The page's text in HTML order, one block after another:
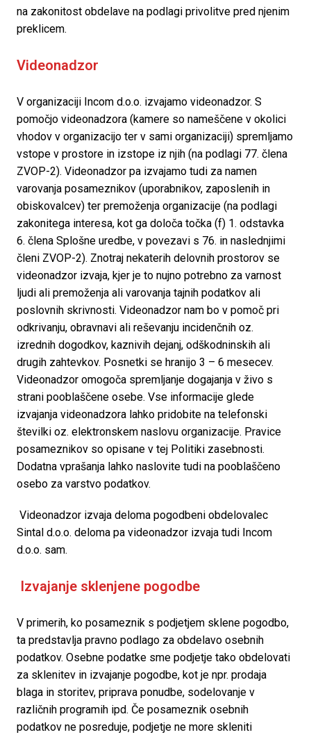
na zakonitost obdelave na podlagi privolitve pred njenim
preklicem.
Videonadzor
V organizaciji Incom d.o.o. izvajamo videonadzor. S
pomočjo videonadzora (kamere so nameščene v okolici
vhodov v organizacijo ter v sami organizaciji) spremljamo
vstope v prostore in izstope iz njih (na podlagi 77. člena
ZVOP-2). Videonadzor pa izvajamo tudi za namen
varovanja posameznikov (uporabnikov, zaposlenih in
obiskovalcev) ter premoženja organizacije (na podlagi
zakonitega interesa, kot ga določa točka (f) 1. odstavka
6. člena Splošne uredbe, v povezavi s 76. in naslednjimi
členi ZVOP-2). Znotraj nekaterih delovnih prostorov se
videonadzor izvaja, kjer je to nujno potrebno za varnost
ljudi ali premoženja ali varovanja tajnih podatkov ali
poslovnih skrivnosti. Videonadzor nam bo v pomoč pri
odkrivanju, obravnavi ali reševanju incidenčnih oz.
izrednih dogodkov, kaznivih dejanj, odškodninskih ali
drugih zahtevkov. Posnetki se hranijo 3 – 6 mesecev.
Videonadzor omogoča spremljanje dogajanja v živo s
strani pooblaščene osebe. Vse informacije glede
izvajanja videonadzora lahko pridobite na telefonski
številki oz. elektronskem naslovu organizacije. Pravice
posameznikov so opisane v tej Politiki zasebnosti.
Dodatna vprašanja lahko naslovite tudi na pooblaščeno
osebo za varstvo podatkov.
Videonadzor izvaja deloma pogodbeni obdelovalec
Sintal d.o.o. deloma pa videonadzor izvaja tudi Incom
d.o.o. sam.
Izvajanje sklenjene pogodbe
V primerih, ko posameznik s podjetjem sklene pogodbo,
ta predstavlja pravno podlago za obdelavo osebnih
podatkov. Osebne podatke sme podjetje tako obdelovati
za sklenitev in izvajanje pogodbe, kot je npr. prodaja
blaga in storitev, priprava ponudbe, sodelovanje v
različnih programih ipd. Če posameznik osebnih
podatkov ne posreduje, podjetje ne more skleniti